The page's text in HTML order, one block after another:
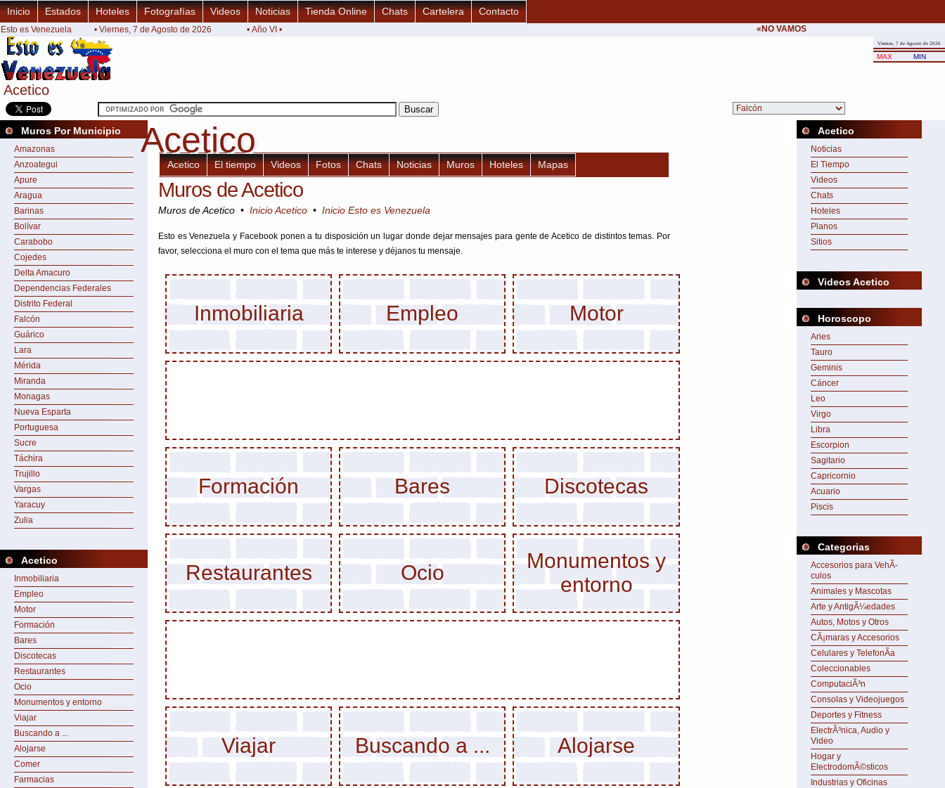
Acetico
Acetico
Inicio Estados Hoteles Fotografías Videos Noticias Tienda Online Chats Cartelera Contacto
Esto es Venezuela • Viernes, 7 de Agosto de 2026 • Año VI • «NO VAMOS A CEDER NUNCA AL CHANTAJE
Viernes, 7 de Agosto de 2026
MAX MIN
Muros Por Municipio
Amazonas
Anzoategui
Apure
Aragua
Barinas
Bolívar
Carabobo
Cojedes
Delta Amacuro
Dependencias Federales
Distrito Federal
Falcón
Guárico
Lara
Mérida
Miranda
Monagas
Nueva Esparta
Portuguesa
Sucre
Táchira
Trujillo
Vargas
Yaracuy
Zulia
Acetico
Inmobiliaria
Empleo
Motor
Formación
Bares
Discotecas
Restaurantes
Ocio
Monumentos y entorno
Viajar
Buscando a ...
Alojarse
Comer
Farmacias
Acetico
Acetico
Acetico El tiempo Videos Fotos Chats Noticias Muros Hoteles Mapas
Muros de Acetico
Muros de Acetico • Inicio Acetico • Inicio Esto es Venezuela
Esto es Venezuela y Facebook ponen a tu disposición un lugar donde dejar mensajes para gente de Acetico de distintos temas. Por
favor, selecciona el muro con el tema que más te interese y déjanos tu mensaje.
Inmobiliaria Empleo Motor
Formación Bares Discotecas
Restaurantes Ocio
Monumentos y
entorno
Viajar Buscando a ... Alojarse
Acetico
Noticias
El Tiempo
Videos
Chats
Hoteles
Planos
Sitios
Videos Acetico
Horoscopo
Aries
Tauro
Geminis
Cáncer
Leo
Virgo
Libra
Escorpion
Sagitario
Capricornio
Acuario
Piscis
Categorias
Accesorios para VehÃ­
culos
Animales y Mascotas
Arte y AntigÃ¼edades
Autos, Motos y Otros
CÃ¡maras y Accesorios
Celulares y TelefonÃ­a
Coleccionables
ComputaciÃ³n
Consolas y Videojuegos
Deportes y Fitness
ElectrÃ³nica, Audio y
Video
Hogar y
ElectrodomÃ©sticos
Industrias y Oficinas